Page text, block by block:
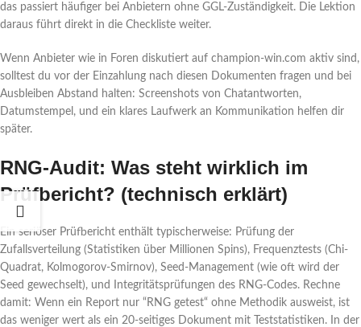
das passiert häufiger bei Anbietern ohne GGL-Zuständigkeit. Die Lektion
daraus führt direkt in die Checkliste weiter.
Wenn Anbieter wie in Foren diskutiert auf champion-win.com aktiv sind,
solltest du vor der Einzahlung nach diesen Dokumenten fragen und bei
Ausbleiben Abstand halten: Screenshots von Chatantworten,
Datumstempel, und ein klares Laufwerk an Kommunikation helfen dir
später.
RNG-Audit: Was steht wirklich im
Prüfbericht? (technisch erklärt)
Ein seriöser Prüfbericht enthält typischerweise: Prüfung der
Zufallsverteilung (Statistiken über Millionen Spins), Frequenztests (Chi-
Quadrat, Kolmogorov-Smirnov), Seed-Management (wie oft wird der
Seed gewechselt), und Integritätsprüfungen des RNG-Codes. Rechne
damit: Wenn ein Report nur “RNG getest“ ohne Methodik ausweist, ist
das weniger wert als ein 20‑seitiges Dokument mit Teststatistiken. In der